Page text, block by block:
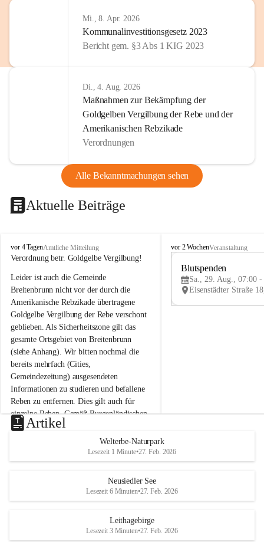
Mi., 8. Apr. 2026
Kommunalinvestitionsgesetz 2023
Bericht gem. §3 Abs 1 KIG 2023
Di., 4. Aug. 2026
Maßnahmen zur Bekämpfung der
Goldgelben Vergilbung der Rebe und der
Amerikanischen Rebzikade
Verordnungen
Alle Bekanntmachungen sehen
Aktuelle Beiträge
B
r
i
t
e
n
b
r
u
n
n
a
m
N
e
u
s
d
S
vor 4 TagenAmtliche Mitteilung
Verordnung betr. Goldgelbe Vergilbung!
Leider ist auch die Gemeinde
Breitenbrunn nicht vor der durch die
Amerikanische Rebzikade übertragene
Goldgelbe Vergilbung der Rebe verschont
geblieben. Als Sicherheitszone gilt das
gesamte Ortsgebiet von Breitenbrunn
(siehe Anhang). Wir bitten nochmal die
bereits mehrfach (Cities,
Gemeindezeitung) ausgesendeten
Informationen zu studieren und befallene
Reben zu entfernen. Dies gilt auch für
einzelne Reben. Gemäß Burgenländischen
Weinbaugesetz sind nicht gepflegte oder
unzulässige Weingärten zu roden! Bitte
helfen wir zusammen um unsere Winzer
vor den prognostizierten Ernteausfällen
und den daraus folgenden wirtschaftlichen
Maßnahmen zur Bekämpfung
B
e
u
e
d
r
S
vor 2 WochenVeranstaltung
Blutspenden
Sa., 29. Aug., 07:00 -
Artikel
Welterbe-Naturpark
Lesezeit 1 Minute•27. Feb. 2026
Neusiedler See
Lesezeit 6 Minuten•27. Feb. 2026
Leithagebirge
Lesezeit 3 Minuten•27. Feb. 2026